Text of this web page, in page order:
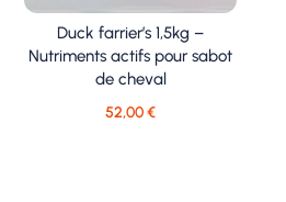
Duck farrier’s 1,5kg –
Nutriments actifs pour sabot
de cheval
52,00€